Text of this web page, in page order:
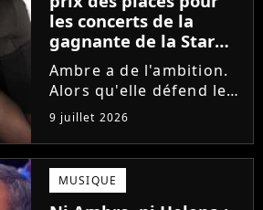
les concerts de la
gagnante de la Star
Academy !
Ambre a de l'ambition.
Alors qu'elle défend le
single J'me demande et
qu'elle prépare son
premier album, la
gagnante de la dernière
saison de la Star
9 juillet 2026
MUSIQUE